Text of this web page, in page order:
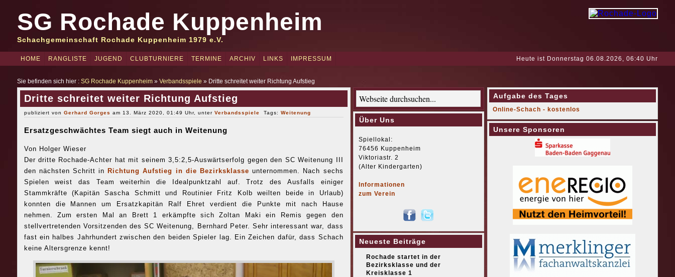
SG Rochade Kuppenheim
Schachgemeinschaft Rochade Kuppenheim 1979 e.V.
HOME RANGLISTE JUGEND CLUBTURNIERE TERMINE ARCHIV LINKS IMPRESSUM Heute ist Donnerstag 06.08.2026, 06:40 Uhr
Sie befinden sich hier : SG Rochade Kuppenheim» Verbandsspiele » Dritte schreitet weiter Richtung Aufstieg
Dritte schreitet weiter Richtung Aufstieg
publiziert von Gerhard Gorges am 13. März 2020, 01:49 Uhr, unter Verbandsspiele Tags: Weitenung
Ersatzgeschwächtes Team siegt auch in Weitenung
Von Holger Wieser
Der dritte Rochade-Achter hat mit seinem 3,5:2,5-Auswärtserfolg gegen den SC Weitenung III
den nächsten Schritt in Richtung Aufstieg in die Bezirksklasseunternommen. Nach sechs
Spielen weist das Team weiterhin die Idealpunktzahl auf. Trotz des Ausfalls einiger
Stammkräfte (Kapitän Sascha Schmitt und Routinier Fritz Kolb weilten beide in Urlaub)
konnten die Mannen um Ersatzkapitän Ralf Ehret verdient die Punkte mit nach Hause
nehmen. Zum ersten Mal an Brett 1 erkämpfte sich Zoltan Maki ein Remis gegen den
stellvertretenden Vorsitzenden des SC Weitenung, Bernhard Peter. Sehr interessant war, dass
fast ein halbes Jahrhundert zwischen den beiden Spieler lag. Ein Zeichen dafür, dass Schach
keine Altersgrenze kennt!
Über Uns
Spiellokal:
76456 Kuppenheim
Viktoriastr. 2
(Alter Kindergarten)
Informationen
zum Verein
Neueste Beiträge
Rochade startet in der
Bezirksklasse und der
Kreisklasse 1
Aufgabe des Tages
Online-Schach - kostenlos
Unsere Sponsoren